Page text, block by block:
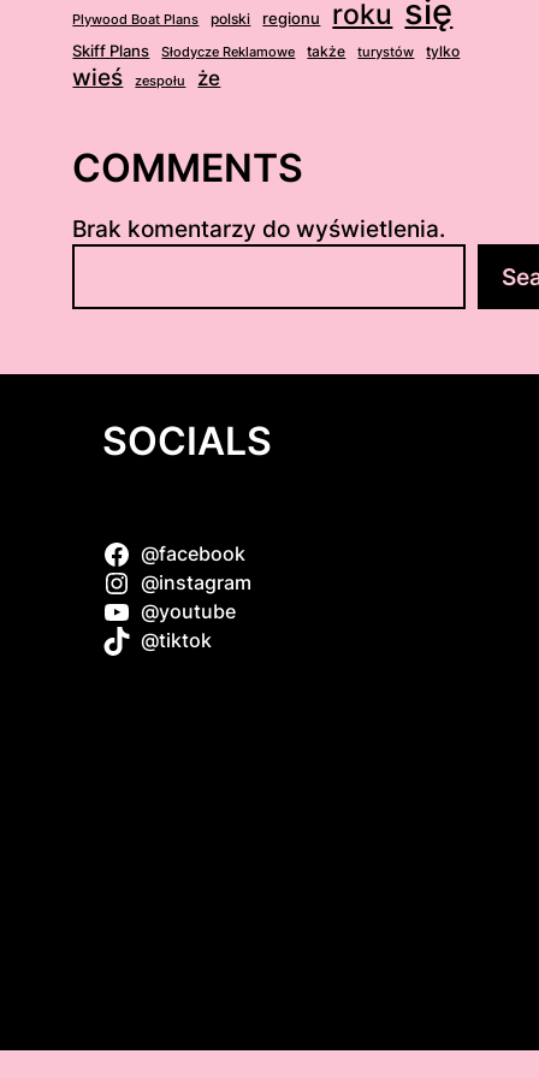
Plywood Boat Plans polski regionu roku się
Skiff Plans Słodycze Reklamowe także turystów tylko
wieś zespołu że
COMMENTS
Brak komentarzy do wyświetlenia.
u
a
SOCIALS
@facebook
@instagram
@youtube
@tiktok